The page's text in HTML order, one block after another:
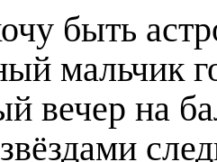
быть
мальчик
вечер на